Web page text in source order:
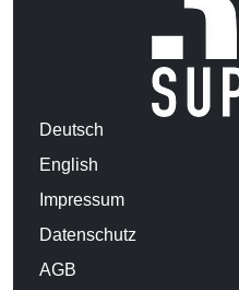
Deutsch
English
Impressum
Datenschutz
AGB